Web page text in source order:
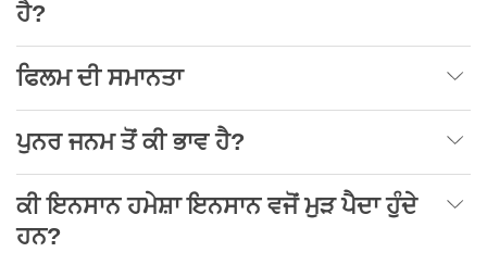
ਹੈ?
ਫਿਲਮ ਦੀ ਸਮਾਨਤਾ
ਪੁਨਰ ਜਨਮ ਤੋਂ ਕੀ ਭਾਵ ਹੈ?
ਕੀ ਇਨਸਾਨ ਹਮੇਸ਼ਾ ਇਨਸਾਨ ਵਜੋਂ ਮੁੜ ਪੈਦਾ ਹੁੰਦੇ
ਹਨ?